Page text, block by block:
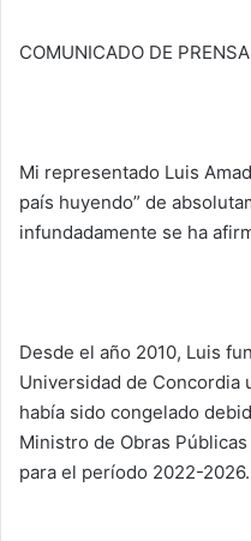
COMUNICADO DE PRENSA
Mi representado Luis
país huyendo” de
infundadamente se ha
Desde el año 2010, Luis
Universidad de Concordia
había sido congelado
Ministro de Obras
para el período 2022-2026.